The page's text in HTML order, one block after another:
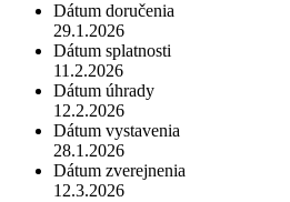
Dátum doručenia
29.1.2026
Dátum splatnosti
11.2.2026
Dátum úhrady
12.2.2026
Dátum vystavenia
28.1.2026
Dátum zverejnenia
12.3.2026